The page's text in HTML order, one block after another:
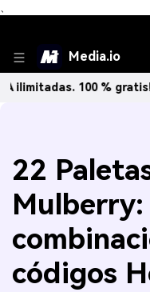
、
Media.io
100 % gratis!
22
Mulberry:
códigos